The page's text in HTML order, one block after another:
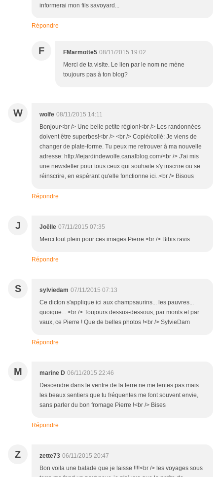
informerai mon fils savoyard...
Répondre
F FMarmotte5 08/11/2015 19:02
Merci de ta visite. Le lien par le nom ne mène
toujours pas à ton blog?
W wolfe 08/11/2015 14:11
Bonjour<br /> Une belle petite région!<br /> Les randonnées
doivent être superbes!<br /> <br /> Copié/collé: Je viens de
changer de plate-forme. Tu peux me retrouver à ma nouvelle
adresse: http://lejardindewolfe.canalblog.com/<br /> J'ai mis
une newsletter pour tous ceux qui souhaite s'y inscrire ou se
réinscrire, en espérant qu'elle fonctionne ici..<br /> Bisous
Répondre
J Joëlle 07/11/2015 07:35
Merci tout plein pour ces images Pierre.<br /> Bibis ravis
Répondre
S sylviedam 07/11/2015 07:13
Ce dicton s'applique ici aux champsaurins... les pauvres...
quoique... <br /> Toujours dessus-dessous, par monts et par
vaux, ce Pierre ! Que de belles photos !<br /> SylvieDam
Répondre
M marine D 06/11/2015 22:46
Descendre dans le ventre de la terre ne me tentes pas mais
les beaux sentiers que tu fréquentes me font souvent envie,
sans parler du bon fromage Pierre !<br /> Bises
Répondre
Z zette73 06/11/2015 20:47
Bon voila une balade que je laisse !!!!<br /> les voyages sous